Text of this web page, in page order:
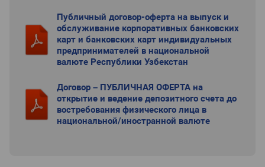
Публичный договор-оферта на выпуск и
обслуживание корпоративных банковских
карт и банковских карт индивидуальных
предпринимателей в национальной
валюте Республики Узбекстан
Договор – ПУБЛИЧНАЯ ОФЕРТА на
открытие и ведение депозитного счета до
востребования физического лица в
национальной/иностранной валюте